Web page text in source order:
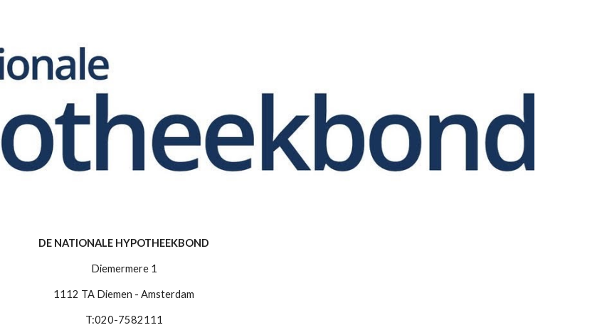
DE NATIONALE HYPOTHEEKBOND
Diemermere 1
1112 TA Diemen - Amsterdam
T:020-7582111